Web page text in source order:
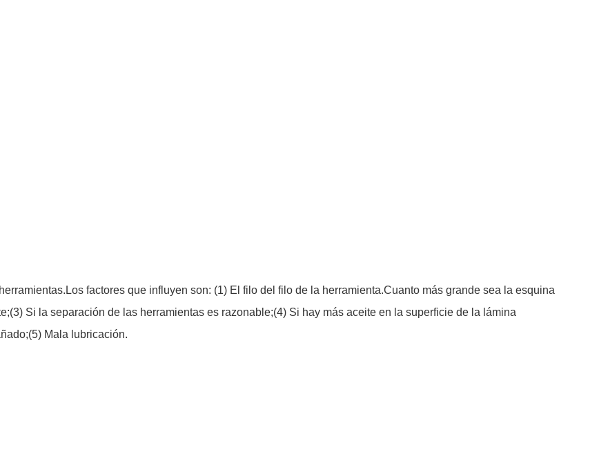
factores que influyen son: (1) El filo del filo de la herramienta.Cuanto más grande sea la esquina
Si la separación de las herramientas es razonable;(4) Si hay más aceite en la superficie de la lámina
Mala lubricación.